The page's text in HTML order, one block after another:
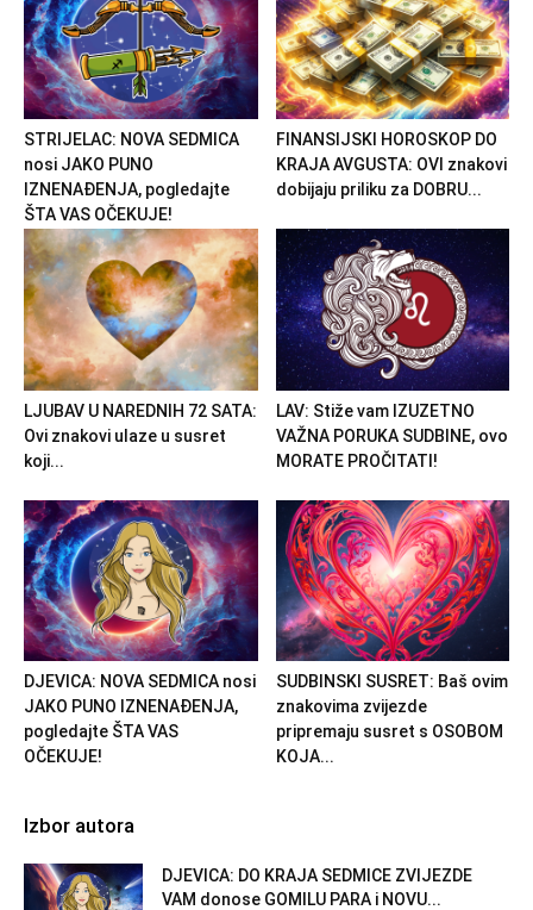
STRIJELAC: NOVA SEDMICA
nosi JAKO PUNO
IZNENAĐENJA, pogledajte
ŠTA VAS OČEKUJE!
FINANSIJSKI HOROSKOP DO
KRAJA AVGUSTA: OVI znakovi
dobijaju priliku za DOBRU...
LJUBAV U NAREDNIH 72 SATA:
Ovi znakovi ulaze u susret
koji...
LAV: Stiže vam IZUZETNO
VAŽNA PORUKA SUDBINE, ovo
MORATE PROČITATI!
DJEVICA: NOVA SEDMICA nosi
JAKO PUNO IZNENAĐENJA,
pogledajte ŠTA VAS
OČEKUJE!
SUDBINSKI SUSRET: Baš ovim
znakovima zvijezde
pripremaju susret s OSOBOM
KOJA...
Izbor autora
DJEVICA: DO KRAJA SEDMICE ZVIJEZDE
VAM donose GOMILU PARA i NOVU...